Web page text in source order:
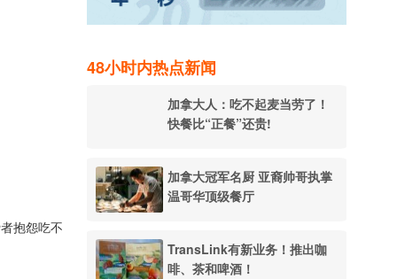
抱怨吃不
48小时内热点新闻
加拿大人：吃不起麦当劳了！
快餐比“正餐”还贵!
加拿大冠军名厨 亚裔帅哥执掌
温哥华顶级餐厅
TransLink有新业务！推出咖
啡、茶和啤酒！